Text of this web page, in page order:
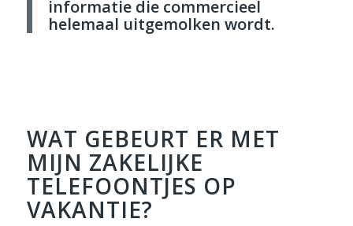
informatie die commercieel
helemaal uitgemolken wordt.
WAT GEBEURT ER MET
MIJN ZAKELIJKE
TELEFOONTJES OP
VAKANTIE?